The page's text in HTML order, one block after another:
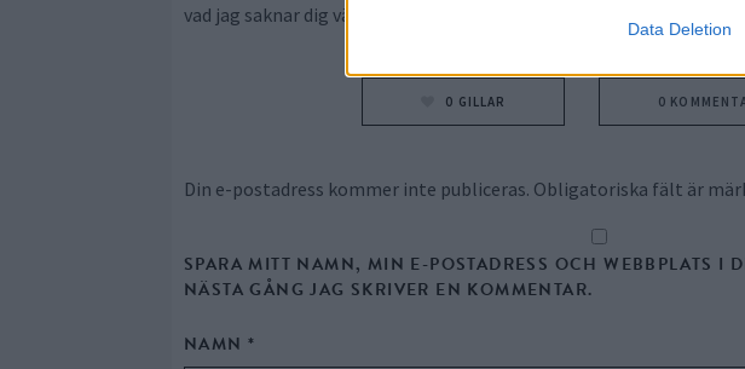
Data Deletion
vad jag saknar dig vännen. Sluta jobba så vi kan ses.
0 GILLAR 0
Din e-postadress kommer inte publiceras. Obligatoriska fält är
NAMN *
SPARA MITT NAMN, MIN E-POSTADRESS OCH WEBBPLATS I
NÄSTA GÅNG JAG SKRIVER EN KOMMENTAR.